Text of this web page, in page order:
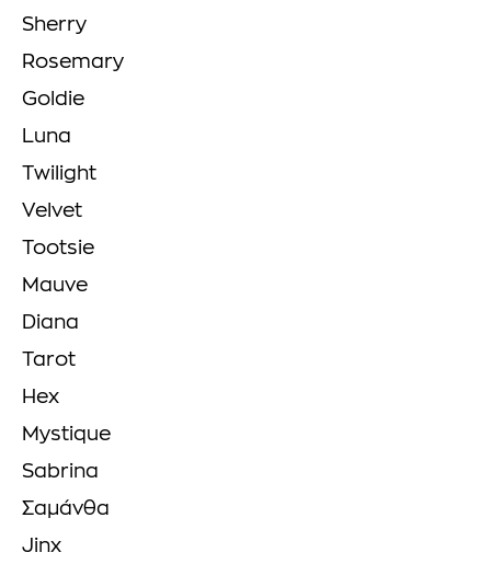
Sherry
Rosemary
Goldie
Luna
Twilight
Velvet
Tootsie
Mauve
Diana
Tarot
Hex
Mystique
Sabrina
Σαμάνθα
Jinx